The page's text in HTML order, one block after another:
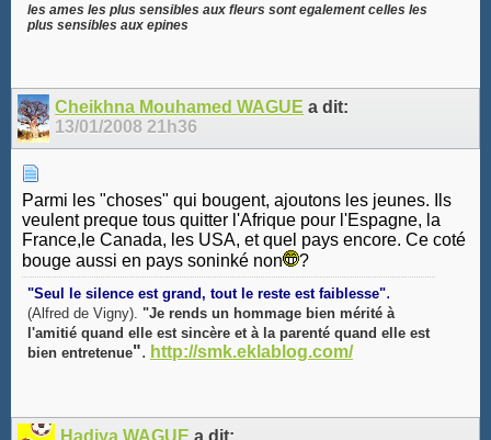
les ames les plus sensibles aux fleurs sont egalement celles les
plus sensibles aux epines
Cheikhna Mouhamed WAGUE a dit:
13/01/200821h36
Parmi les "choses" qui bougent, ajoutons les jeunes. Ils
veulent preque tous quitter l'Afrique pour l'Espagne, la
France,le Canada, les USA, et quel pays encore. Ce coté
bouge aussi en pays soninké non
?
"Seul le silence est grand, tout le reste est faiblesse".
(Alfred de Vigny). "Je rends un hommage bien mérité à
l'amitié quand elle est sincère et à la parenté quand elle est
bien entretenue". http://smk.eklablog.com/
Hadiya WAGUE a dit: